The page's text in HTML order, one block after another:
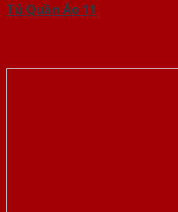
Tủ Quần Áo 11